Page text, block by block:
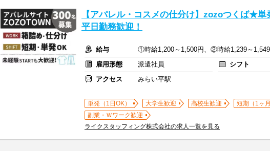
【アパレル・コスメの仕分け】zozoつくば★
平日勤務歓迎！
給与
①時給1,200～1,500円、②時給1,239～1,549
雇用形態
派遣社員 シフト
アクセス
みらい平駅
単発（1日OK） 大学生歓迎 高校生歓迎
短期（1ヶ
副業・Ｗワーク歓迎
ライクスタッフィング株式会社の求人一覧を見る